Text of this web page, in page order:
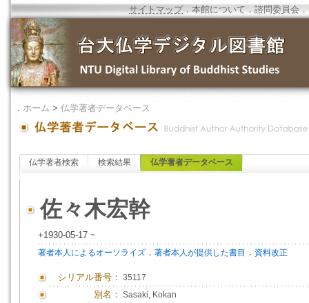
サイトマップ．本館について ．諮問委員会 ．
． ホーム > 仏学著者データベース
仏学著者検索 検索結果 仏学著者データベース
佐々木宏幹
+1930-05-17 ~
著者本人によるオーソライズ ． 著者本人が提供した書目 ． 資料改正
シリアル番号： 35117
別名： Sasaki, Kokan